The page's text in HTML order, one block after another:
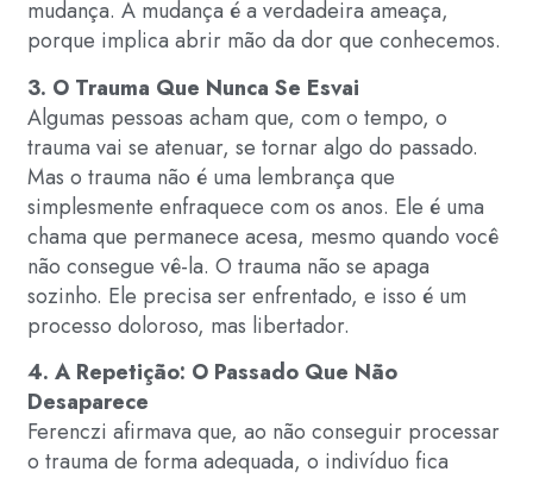
mudança. A mudança é a verdadeira ameaça,
porque implica abrir mão da dor que conhecemos.
3. O Trauma Que Nunca Se Esvai
Algumas pessoas acham que, com o tempo, o
trauma vai se atenuar, se tornar algo do passado.
Mas o trauma não é uma lembrança que
simplesmente enfraquece com os anos. Ele é uma
chama que permanece acesa, mesmo quando você
não consegue vê-la. O trauma não se apaga
sozinho. Ele precisa ser enfrentado, e isso é um
processo doloroso, mas libertador.
4. A Repetição: O Passado Que Não
Desaparece
Ferenczi afirmava que, ao não conseguir processar
o trauma de forma adequada, o indivíduo fica